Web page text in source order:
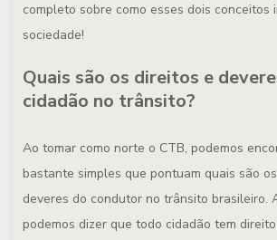
completo sobre como esses dois conceitos
sociedade!
Quais são os direitos e
cidadão no trânsito?
Ao tomar como norte o CTB, podemos
bastante simples que pontuam quais são
deveres do condutor no trânsito brasileiro.
podemos dizer que todo cidadão tem